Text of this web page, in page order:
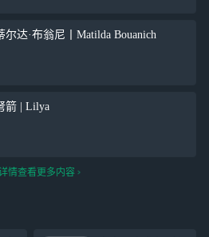
达·布翁尼丨Matilda Bouanich
箭 | Lilya
情查看更多内容